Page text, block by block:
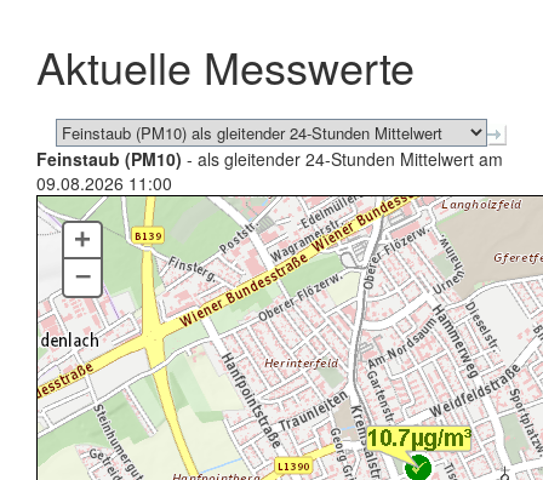
schließen
Aktuelle Messwerte
Feinstaub (PM10) - als gleitender 24-Stunden Mittelwert am
09.08.2026 11:00
+
–